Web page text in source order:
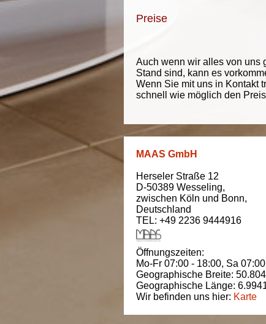
Preise
Auch wenn wir alles von uns
Stand sind, kann es
Wenn Sie mit uns in Kontakt
schnell wie möglich den
MAAS GmbH
Herseler Straße 12
D-50389 Wesseling,
zwischen Köln und Bonn,
Deutschland
TEL: +49 2236 9444916
Öffnungszeiten:
Mo-Fr 07:00 - 18:00, Sa
Geographische Breite:
Geographische Länge:
Wir befinden uns hier: Karte